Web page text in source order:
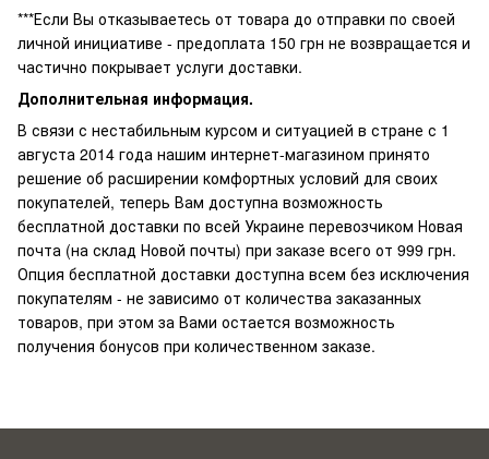
***Если Вы отказываетесь от товара до отправки по своей
личной инициативе - предоплата 150 грн не возвращается и
частично покрывает услуги доставки.
Дополнительная информация.
В связи с нестабильным курсом и ситуацией в стране с 1
августа 2014 года нашим интернет-магазином принято
решение об расширении комфортных условий для своих
покупателей, теперь Вам доступна возможность
бесплатной доставки по всей Украине перевозчиком Новая
почта (на склад Новой почты) при заказе всего от 999 грн.
Опция бесплатной доставки доступна всем без исключения
покупателям - не зависимо от количества заказанных
товаров, при этом за Вами остается возможность
получения бонусов при количественном заказе.